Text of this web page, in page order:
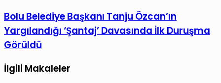
Irak
Zirveye
Yerleşti:
İlk
Çeyrekte
1,3
Bolu
Belediye
Başkanı
Tanju
Özcan’ın
Yargılandığı
Bolu Belediye Başkanı Tanju Özcan’ın
Yargılandığı ‘Şantaj’ Davasında İlk Duruşma
Görüldü
İlgili Makaleler